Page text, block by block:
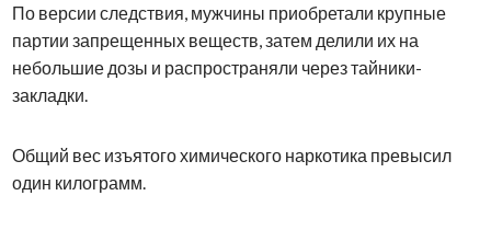
По версии следствия, мужчины приобретали крупные
партии запрещенных веществ, затем делили их на
небольшие дозы и распространяли через тайники-
закладки.
Общий вес изъятого химического наркотика превысил
один килограмм.